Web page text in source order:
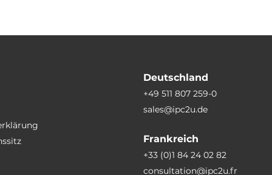
Deutschland
+49 511 807 259-0
sales@ipc2u.de
Frankreich
+33 (0)1 84 24 02 82
consultation@ipc2u.fr